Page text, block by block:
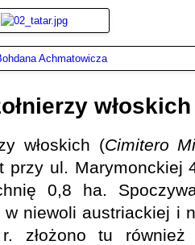
włoskich
włoskich (Cimitero
przy ul. Marymonckiej
0,8 ha.
w niewoli austriackiej i
złożono tu również